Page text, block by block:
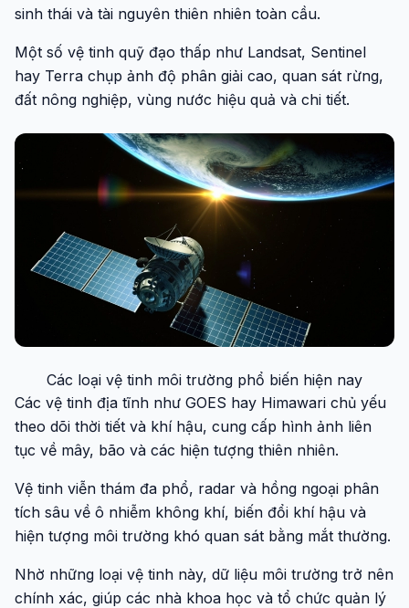
sinh thái và tài nguyên thiên nhiên toàn cầu.
Một số vệ tinh quỹ đạo thấp như Landsat, Sentinel
hay Terra chụp ảnh độ phân giải cao, quan sát rừng,
đất nông nghiệp, vùng nước hiệu quả và chi tiết.
Các loại vệ tinh môi trường phổ biến hiện nay
Các vệ tinh địa tĩnh như GOES hay Himawari chủ yếu
theo dõi thời tiết và khí hậu, cung cấp hình ảnh liên
tục về mây, bão và các hiện tượng thiên nhiên.
Vệ tinh viễn thám đa phổ, radar và hồng ngoại phân
tích sâu về ô nhiễm không khí, biến đổi khí hậu và
hiện tượng môi trường khó quan sát bằng mắt thường.
Nhờ những loại vệ tinh này, dữ liệu môi trường trở nên
chính xác, giúp các nhà khoa học và tổ chức quản lý